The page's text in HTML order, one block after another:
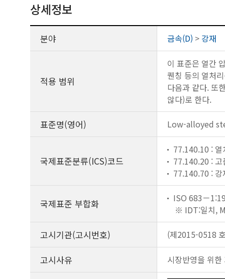
상세정보
분야 금속(D) > 강재
적용 범위
이 표준은 열간
퀜칭 등의 열처
다음과 같다. 또
않다)로 한다.
표준명(영어) Low-alloyed
국제표준분류(ICS)코드
77.140.10 : 열
77.140.20 : 고
77.140.70 : 강
국제표준 부합화
ISO 683－
※ IDT:일치,
고시기관(고시번호) (제2015-0518
고시사유 시장반영을 위한